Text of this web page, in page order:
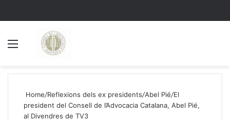
Home/Reflexions dels ex presidents/Abel Pié/El
president del Consell de l’Advocacia Catalana, Abel Pié,
al Divendres de TV3